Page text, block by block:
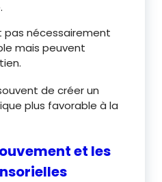
pas nécessairement
mais peuvent
de créer un
plus favorable à la
et les